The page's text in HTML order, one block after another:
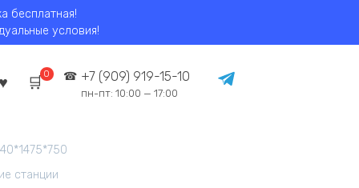
бесплатная!
условия!
0 +7 (909) 919-15-10
пн-пт: 10:00 — 17:00
станции